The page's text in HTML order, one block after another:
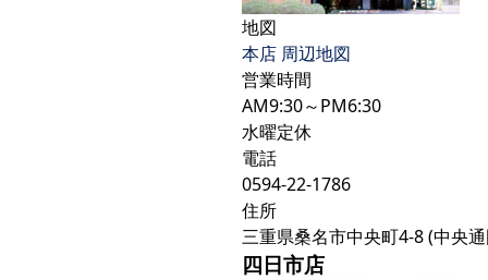
地図
本店 周辺地図
営業時間
AM9:30～PM6:30
水曜定休
電話
0594-22-1786
住所
三重県桑名市中央町4-8 (中央
四日市店